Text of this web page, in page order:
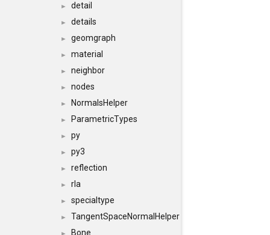
► detail
► details
► geomgraph
► material
► neighbor
► nodes
► NormalsHelper
► ParametricTypes
► py
► py3
► reflection
► rla
► specialtype
► TangentSpaceNormalHelper
Bone